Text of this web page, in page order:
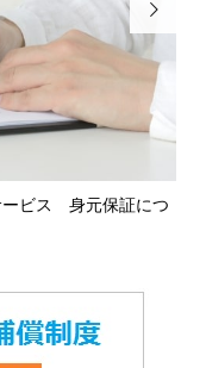
ービス 身元保証につ
